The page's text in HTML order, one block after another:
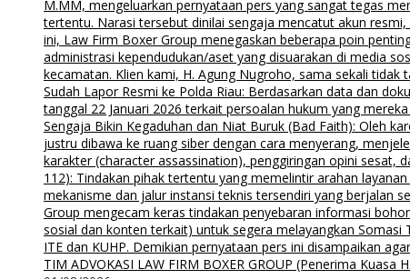
M.MM, mengeluarkan pernyataan pers yang sangat tegas
tertentu. Narasi tersebut dinilai sengaja mencatut akun
ini, Law Firm Boxer Group menegaskan beberapa poin
administrasi kependudukan/aset yang disuarakan di media
kecamatan. Klien kami, H. Agung Nugroho, sama sekali
Sudah Lapor Resmi ke Polda Riau: Berdasarkan data dan
tanggal 22 Januari 2026 terkait persoalan hukum yang
Sengaja Bikin Kegaduhan dan Niat Buruk (Bad Faith): Oleh
justru dibawa ke ruang siber dengan cara menyerang,
karakter (character assassination), penggiringan opini sesat,
112): Tindakan pihak tertentu yang memelintir arahan
mekanisme dan jalur instansi teknis tersendiri yang berjalan
Group mengecam keras tindakan penyebaran informasi
sosial dan konten terkait) untuk segera melayangkan
ITE dan KUHP. Demikian pernyataan pers ini disampaikan
TIM ADVOKASI LAW FIRM BOXER GROUP (Penerima Kuasa